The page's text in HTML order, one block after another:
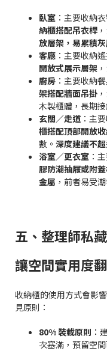
臥室 ：主要收納
納櫃搭配吊衣桿
放層架，易累積
客廳 ：主要收納
開放式展示層架
廚房 ：主要收納
架搭配牆面吊掛
木製櫃體，長期
玄關／走道 ：主
櫃搭配頂部開放
數。 深度建議不
浴室／更衣室 ：
膠防潮抽屜或附
金屬 ，前者易受
五、整理師私
讓空間實用度
收納櫃的使用方式會影
見原則：
80% 裝載原則 ：
次塞滿，預留空